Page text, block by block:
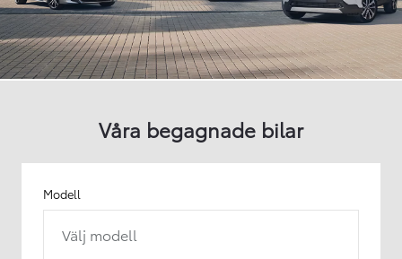
Våra begagnade bilar
Modell
Välj modell